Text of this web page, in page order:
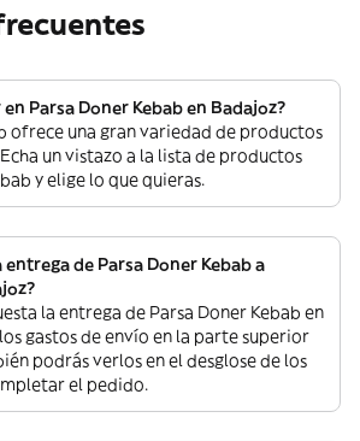
Parsa Doner Kebab en Badajoz?
ofrece una gran variedad de productos
un vistazo a la lista de productos
y elige lo que quieras.
de Parsa Doner Kebab a
la entrega de Parsa Doner Kebab en
gastos de envío en la parte superior
podrás verlos en el desglose de los
el pedido.